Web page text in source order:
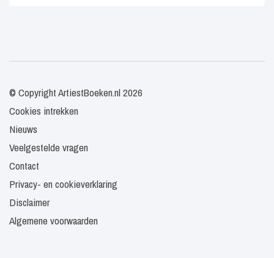
© Copyright ArtiestBoeken.nl 2026
Cookies intrekken
Nieuws
Veelgestelde vragen
Contact
Privacy- en cookieverklaring
Disclaimer
Algemene voorwaarden